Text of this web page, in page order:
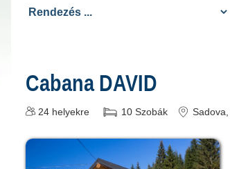
Cabana DAVID
24 helyekre 10 Szobák Sadova